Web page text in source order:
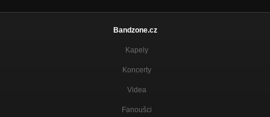
Bandzone.cz
Kapely
Koncerty
Videa
Fanoušci